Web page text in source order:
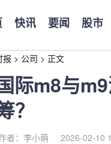
快讯 要闻 股市
报 > 公司 > 正文
际m8与
？
者：李小萌 2026-02-10